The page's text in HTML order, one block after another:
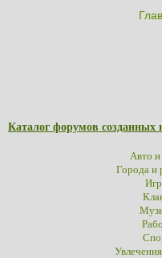
Каталог форумов созданных
Авто
Города и